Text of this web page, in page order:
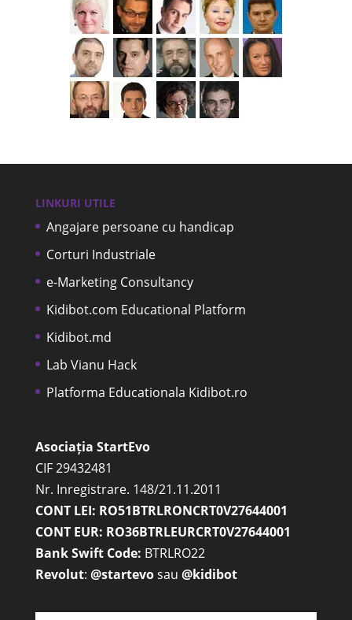
LINKURI UTILE
Angajare persoane cu handicap
Corturi Industriale
e-Marketing Consultancy
Kidibot.com Educational Platform
Kidibot.md
Lab Vianu Hack
Platforma Educationala Kidibot.ro
Asociația StartEvo
CIF 29432481
Nr. Inregistrare. 148/21.11.2011
CONT LEI: RO51BTRLRONCRT0V27644001
CONT EUR: RO36BTRLEURCRT0V27644001
Bank Swift Code: BTRLRO22
Revolut: @startevosau @kidibot